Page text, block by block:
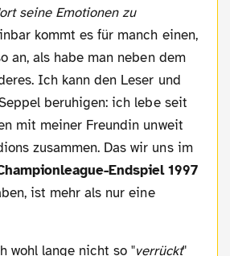
seine Emotionen zu
kommt es für manch einen,
an, als habe man neben dem
Ich kann den Leser und
beruhigen: ich lebe seit
mit meiner Freundin unweit
zusammen. Das wir uns im
Endspiel 1997
ist mehr als nur eine
wohl lange nicht so "verrückt"